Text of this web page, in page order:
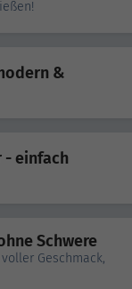
&
- einfach
Schwere
Geschmack,